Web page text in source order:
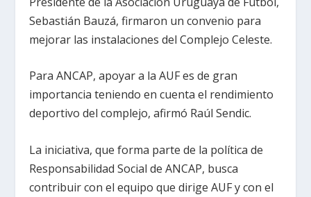
Sebastián Bauzá, firmaron un convenio para
mejorar las instalaciones del Complejo Celeste.
Para ANCAP, apoyar a la AUF es de gran
importancia teniendo en cuenta el rendimiento
deportivo del complejo, afirmó Raúl Sendic.
La iniciativa, que forma parte de la política de
Responsabilidad Social de ANCAP, busca
contribuir con el equipo que dirige AUF y con el